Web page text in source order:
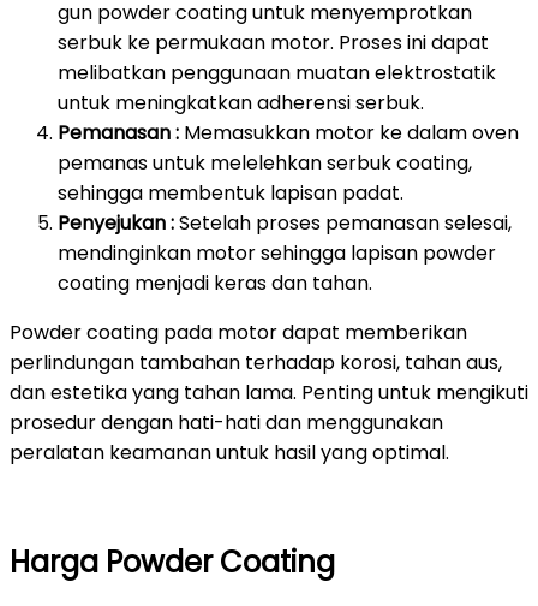
gun powder coating untuk menyemprotkan
serbuk ke permukaan motor. Proses ini dapat
melibatkan penggunaan muatan elektrostatik
untuk meningkatkan adherensi serbuk.
Pemanasan : Memasukkan motor ke dalam oven
pemanas untuk melelehkan serbuk coating,
sehingga membentuk lapisan padat.
Penyejukan :Setelah proses pemanasan selesai,
mendinginkan motor sehingga lapisan powder
coating menjadi keras dan tahan.
Powder coating pada motor dapat memberikan
perlindungan tambahan terhadap korosi, tahan aus,
dan estetika yang tahan lama. Penting untuk mengikuti
prosedur dengan hati-hati dan menggunakan
peralatan keamanan untuk hasil yang optimal.
Harga Powder Coating